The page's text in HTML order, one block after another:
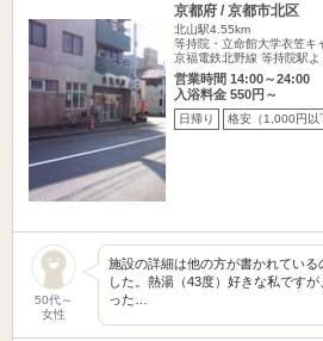
京都府 / 京都市北区
北山駅4.55km
等持院・立命館大学衣笠キ
京福電鉄北野線 等持院駅
営業時間 14:00～24:00
入浴料金 550円～
日帰り 格安（1,000円以
50代～
女性
施設の詳細は他の方が書かれてい
した。熱湯（43度）好きな私です
った…